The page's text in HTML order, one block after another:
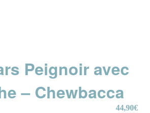
Peignoir avec
– Chewbacca
44,90€